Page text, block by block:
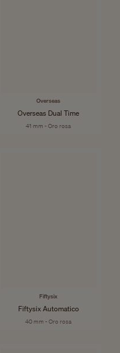
Overseas
Overseas Dual Time
41 mm - Oro rosa
Fiftysix
Fiftysix Automatico
40 mm - Oro rosa